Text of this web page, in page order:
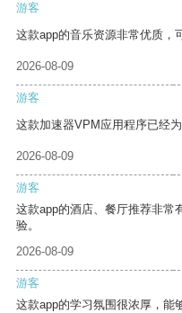
游客
这款app的音乐资源非常优质，
2026-08-09
游客
这款加速器VPM应用程序已经
2026-08-09
游客
这款app的酒店、餐厅推荐非常
验。
2026-08-09
游客
这款app的学习氛围很浓厚，能